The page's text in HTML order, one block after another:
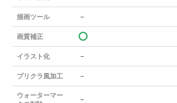
描画ツール －
画質補正
イラスト化 －
プリクラ風加工 －
ウォーターマー
－